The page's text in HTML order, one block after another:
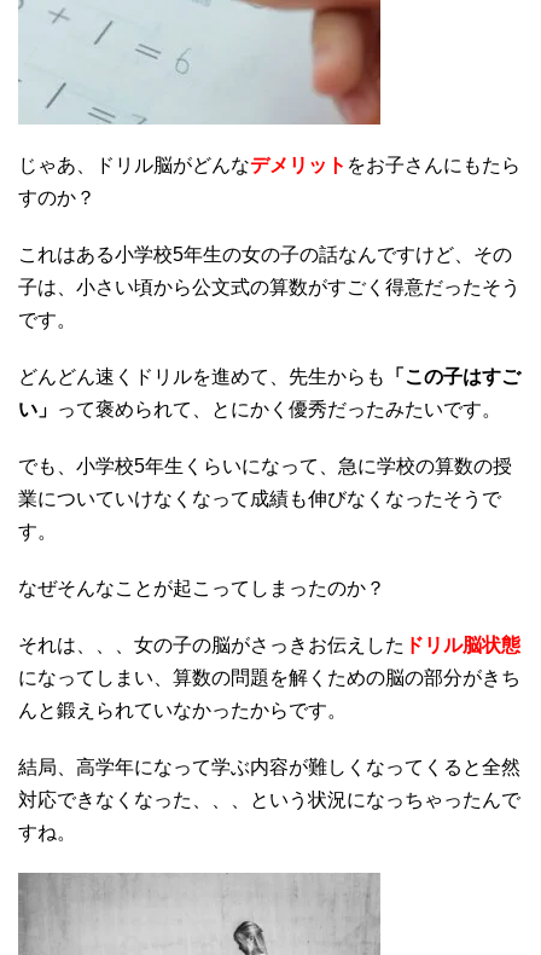
じゃあ、ドリル脳がどんなデメリット をお子さんにもたら
すのか？
これはある小学校5年生の女の子の話なんですけど、その
子は、小さい頃から公文式の算数がすごく得意だったそう
です。
どんどん速くドリルを進めて、先生からも
「この子はすご
い」 って褒められて、とにかく優秀だったみたいです。
でも、小学校5年生くらいになって、急に学校の算数の授
業についていけなくなって成績も伸びなくなったそうで
す。
なぜそんなことが起こってしまったのか？
それは、、、女の子の脳がさっきお伝えした ドリル脳状態
になってしまい、算数の問題を解くための脳の部分がきち
んと鍛えられていなかったからです。
結局、高学年になって学ぶ内容が難しくなってくると全然
対応できなくなった、、、という状況になっちゃったんで
すね。